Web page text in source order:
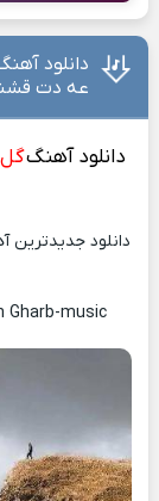
دانلود
عه دت
دانلود آهنگ
دانلود جدیدترین
Gharb-music